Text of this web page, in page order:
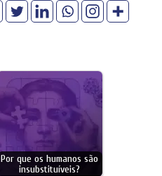
Por que os humanos são
insubstituíveis?